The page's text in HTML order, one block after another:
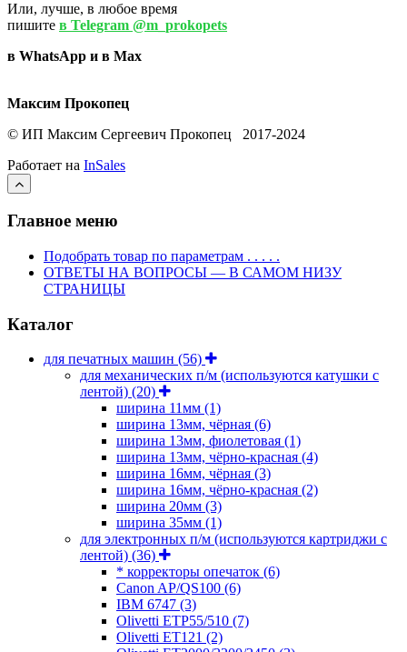
Или, лучше, в любое время
пишите в Telegram @m_prokopets
в WhatsApp и в Max
Максим Прокопец
© ИП Максим Сергеевич Прокопец 2017-2024
Работает на InSales
Главное меню
Подобрать товар по параметрам . . . . .
ОТВЕТЫ НА ВОПРОСЫ — В САМОМ НИЗУ
СТРАНИЦЫ
Каталог
для печатных машин (56)
для механических п/м (используются катушки с
лентой) (20)
ширина 11мм (1)
ширина 13мм, чёрная (6)
ширина 13мм, фиолетовая (1)
ширина 13мм, чёрно-красная (4)
ширина 16мм, чёрная (3)
ширина 16мм, чёрно-красная (2)
ширина 20мм (3)
ширина 35мм (1)
для электронных п/м (используются картриджи с
лентой) (36)
* корректоры опечаток (6)
Canon AP/QS100 (6)
IBM 6747 (3)
Olivetti ETP55/510 (7)
Olivetti ET121 (2)